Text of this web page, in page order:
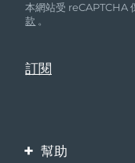
本網站受 reCAPTCHA
款 。
幫助